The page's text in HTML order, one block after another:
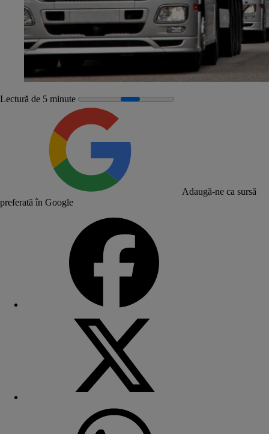
Lectură de 5 minute
Adaugă-ne ca sursă
preferată în Google